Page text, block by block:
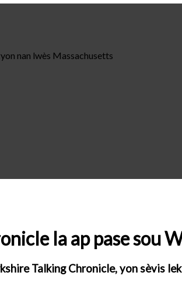
nan lwès Massachusetts
la ap pase sou
Talking Chronicle, yon sèvis